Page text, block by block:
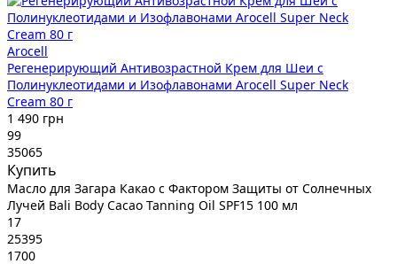
Arocell
Регенерирующий Антивозрастной Крем для Шеи с
Полинуклеотидами и Изофлавонами Arocell Super Neck
Cream 80 г
1 490 грн
99
35065
Купить
Масло для Загара Какао с Фактором Защиты от Солнечных
Лучей Bali Body Cacao Tanning Oil SPF15 100 мл
17
25395
1700